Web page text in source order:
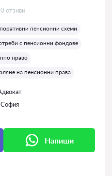
Отзиви:
0 отзиви
пенсионни схеми
с пенсионни фондове
право
на пенсионни права
София
Напиши